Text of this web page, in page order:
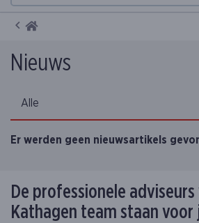
Home
Nieuws
Alle
Er werden geen nieuwsartikels
De professionele
Kathagen team staan voor